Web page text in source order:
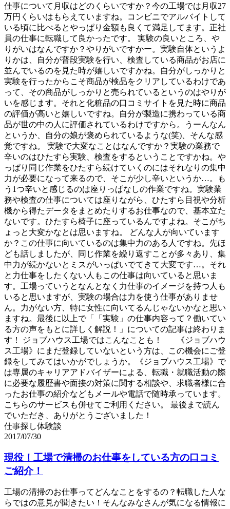
仕事について月収はどのくらいですか？今の工場では月収27
万円くらいはもらえていますね。コンビニでアルバイトして
いる頃に比べるとやっぱり金額も良くて満足してます。正社
員の仕事に転職して良かったです。 実験の良いところ、や
りがいはなんですか？やりがいですかー。実験自体というよ
りかは、自分が普段実験を行い、検査している商品がお店に
並んでいるのを見た時が嬉しいですかね。自分がしっかりと
実験を行ったからこそ商品が検品をクリアしているわけであ
って、その商品がしっかりと売られているというのはやりが
いを感じます。それと化粧品の口コミサイトを見た時に商品
の評価が高いと嬉しいですね。自分が製造に携わっている商
品が世の中の人に評価されているわけですから。うーんなん
というか、自分の娘が褒められているような(笑)、そんな感
覚ですね。 実験で大変なことはなんですか？実験の業務で
辛いのはひたすら実験、検査をするということですかね。や
っぱり同じ作業をひたすら続けていくのにはそれなりの集中
力が必要になって来るので、そこが少し辛いというか…。も
う1つ辛いと感じるのは座りっぱなしの作業ですね。実験業
務や検査の仕事については座りながら、ひたすら目視や分析
機から得たデータをまとめたりするお仕事なので、基本立た
ないです。ひたすら椅子に座っているんですよね。そこがち
ょっと大変かなとは思いますね。 どんな人が向いています
か？この仕事に向いているのは集中力のある人ですね。先ほ
ども話しましたが、同じ作業を繰り返すことが多々あり、集
中力が続かないとミスがいっぱいでてきて大変です…。それ
と力仕事をしたくない人もこの仕事は向いていると思いま
す。工場っていうとなんとなく力仕事のイメージを持つ人も
いると思いますが、実験の場合は力を使う仕事がありませ
ん。力がない方、特に女性に向いてるんじゃないかなと思い
ますね。最後に以上で「「実験」の仕事内容って？働いてい
る方の声をもとに詳しく解説！」についての記事は終わりま
す！ ジョブハウス工場ではこんなことも！ 《ジョブハウ
ス工場》にまだ登録していないという方は、この機会にご登
録をしてみてはいかがでしょうか。《ジョブハウス工場》で
は専属のキャリアアドバイザーによる、転職・就職活動の際
に必要な履歴書や面接の対策に関する相談や、求職者様に合
ったお仕事の紹介などもメールや電話で随時承っています。
こちらのサービスも併せてご利用ください。 最後まで読ん
でいただき、ありがとうございました！
仕事探し体験談
2017/07/30
現役！工場で清掃のお仕事をしている方の口コミ
ご紹介！
工場の清掃のお仕事ってどんなことをするの？転職した人な
らではの意見が聞きたい！そんなみなさんが気になる情報に